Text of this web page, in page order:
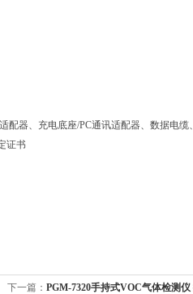
配器、充电底座/PC通讯适配器、数据电
证书
下一篇： PGM-7320手持式VOC气体检测